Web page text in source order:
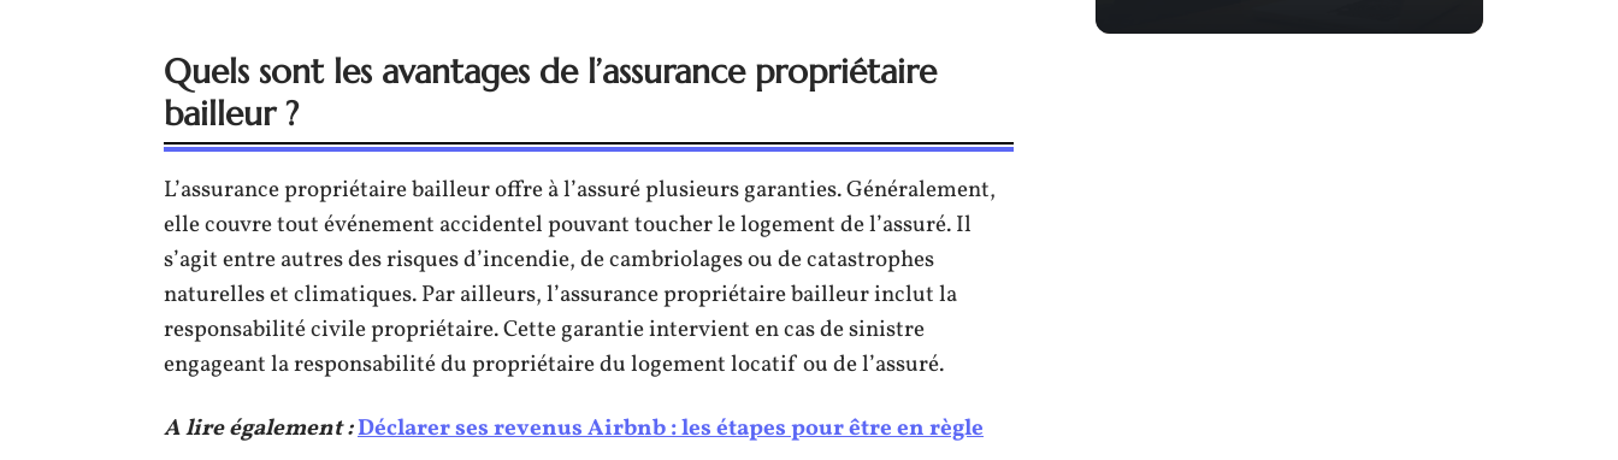
Quels sont les avantages de l’assurance propriétaire
bailleur ?
L’assurance propriétaire bailleur offre à l’assuré plusieurs garanties. Généralement,
elle couvre tout événement accidentel pouvant toucher le logement de l’assuré. Il
s’agit entre autres des risques d’incendie, de cambriolages ou de catastrophes
naturelles et climatiques. Par ailleurs, l’assurance propriétaire bailleur inclut la
responsabilité civile propriétaire. Cette garantie intervient en cas de sinistre
engageant la responsabilité du propriétaire du logement locatif ou de l’assuré.
A lire également :Déclarer ses revenus Airbnb : les étapes pour être en règle